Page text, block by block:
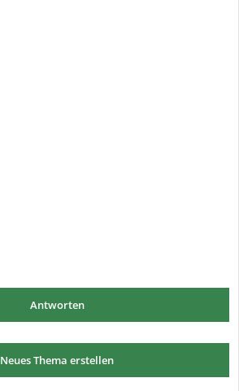
Antworten
Neues Thema erstellen